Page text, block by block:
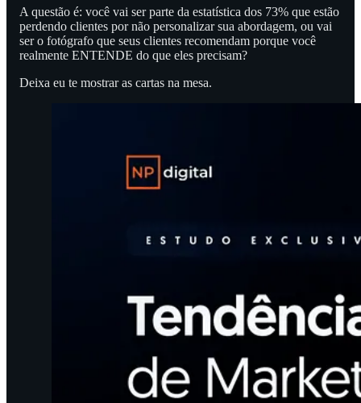
A questão é: você vai ser parte da estatística dos 73% que estão
perdendo clientes por não personalizar sua abordagem, ou vai
ser o fotógrafo que seus clientes recomendam porque você
realmente ENTENDE do que eles precisam?
Deixa eu te mostrar as cartas na mesa.